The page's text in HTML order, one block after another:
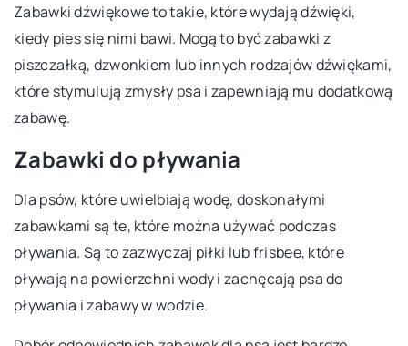
Zabawki dźwiękowe to takie, które wydają dźwięki,
kiedy pies się nimi bawi. Mogą to być zabawki z
piszczałką, dzwonkiem lub innych rodzajów dźwiękami,
które stymulują zmysły psa i zapewniają mu dodatkową
zabawę.
Zabawki do pływania
Dla psów, które uwielbiają wodę, doskonałymi
zabawkami są te, które można używać podczas
pływania. Są to zazwyczaj piłki lub frisbee, które
pływają na powierzchni wody i zachęcają psa do
pływania i zabawy w wodzie.